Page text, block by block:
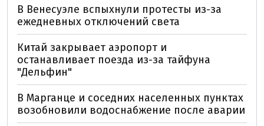
В Венесуэле вспыхнули протесты из-за
ежедневных отключений света
Китай закрывает аэропорт и
останавливает поезда из-за тайфуна
"Дельфин"
В Марганце и соседних населенных пунктах
возобновили водоснабжение после аварии